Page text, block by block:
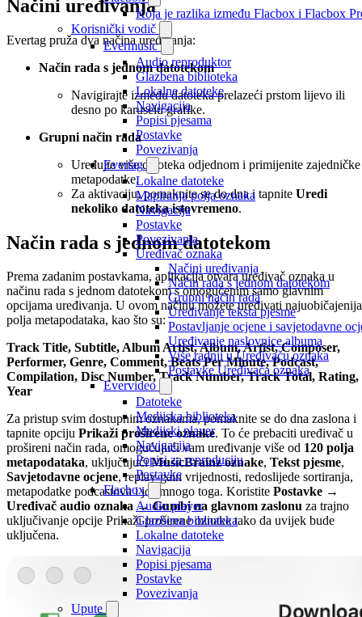
Koja je razlika između Flacbox i Flacbox
Korisnički vodič
Evermusic
Audio reproduktor
Glazbena biblioteka
Lokalne datoteke
Navigacija
Popisi pjesama
Postavke
Povezivanja
Evertag
Lokalne datoteke
Mapiranja polja oznaka
Navigacija
Postavke
Povezivanja
Uređivač oznaka
Načini uređivanja
Način rada s jednom datotekom
Grupni način rada
Uređivanje teksta pjesme
Postavljanje ocjene i savjetodavne
Uređivanje naslovnice albuma
Više radnji u Uređivaču oznaka
Postavke Uređivača oznaka
Evervideo
Datoteke
Medijska biblioteka
Medijski player
Navigacija
Popisi za reproduciju
Postavke
Flacbox
Audio player
Glazbena biblioteka
Lokalne datoteke
Navigacija
Popisi pjesama
Postavke
Povezivanja
Upute
Načini uređivanja
Evertag pruža dva načina uređivanja:
Način rada s jednom datotekom
Navigirajte između datoteka prelazeći prstom lijevo ili
desno po karuselu grafike.
Grupni način rada
Uređujte više datoteka odjednom i primijenite zajedničke
metapodatke.
Za aktivaciju, pomaknite se do dna i tapnite Uredi
nekoliko datoteka istovremeno.
Način rada s jednom datotekom
Prema zadanim postavkama, aplikacija otvara uređivač oznaka u
načinu rada s jednom datotekom s omogućenim samo glavnim
opcijama uređivanja. U ovom načinu možete uređivati najuobičajenija
polja metapodataka, kao što su:
Track Title, Subtitle, Album Artist, Album, Artist, Composer,
Performer, Genre, Comment, Beats Per Minute, Podcast,
Compilation, Disc Number, Track Number, Track Total, Rating,
Year
Za pristup svim dostupnim oznakama, pomaknite se do dna zaslona i
tapnite opciju Prikaži proširene oznake. To će prebaciti uređivač u
prošireni način rada, omogućujući vam uređivanje više od 120 polja
metapodataka, uključujućiMusicBrainz oznake, Tekst pjesme,
Savjetodavne ocjene, replay-gain vrijednosti, redoslijede sortiranja,
metapodatke podcastova i još mnogo toga. Koristite Postavke →
Uređivač audio oznaka → Gumbi na glavnom zaslonu za trajno
uključivanje opcije Prikaži proširene oznake tako da uvijek bude
uključena.